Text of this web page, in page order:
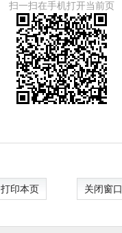
扫一扫在手机打开当前页
打印本页 关闭窗口